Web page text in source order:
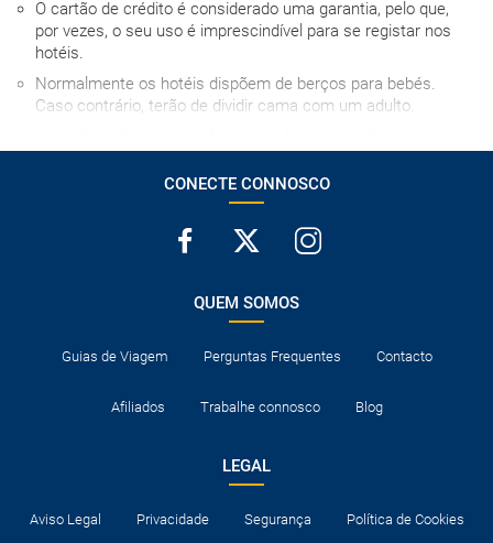
O cartão de crédito é considerado uma garantia, pelo que,
por vezes, o seu uso é imprescindível para se registar nos
hotéis.
Normalmente os hotéis dispõem de berços para bebés.
Caso contrário, terão de dividir cama com um adulto.
CONECTE CONNOSCO
QUEM SOMOS
Guias de Viagem Perguntas Frequentes Contacto
Afiliados Trabalhe connosco Blog
LEGAL
Aviso Legal Privacidade Segurança Política de Cookies